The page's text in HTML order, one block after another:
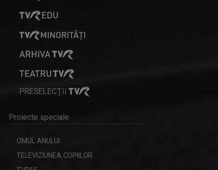
PRESELECȚII
Proiecte speciale
OMUL ANULUI
TELEVIZIUNEA COPIILOR